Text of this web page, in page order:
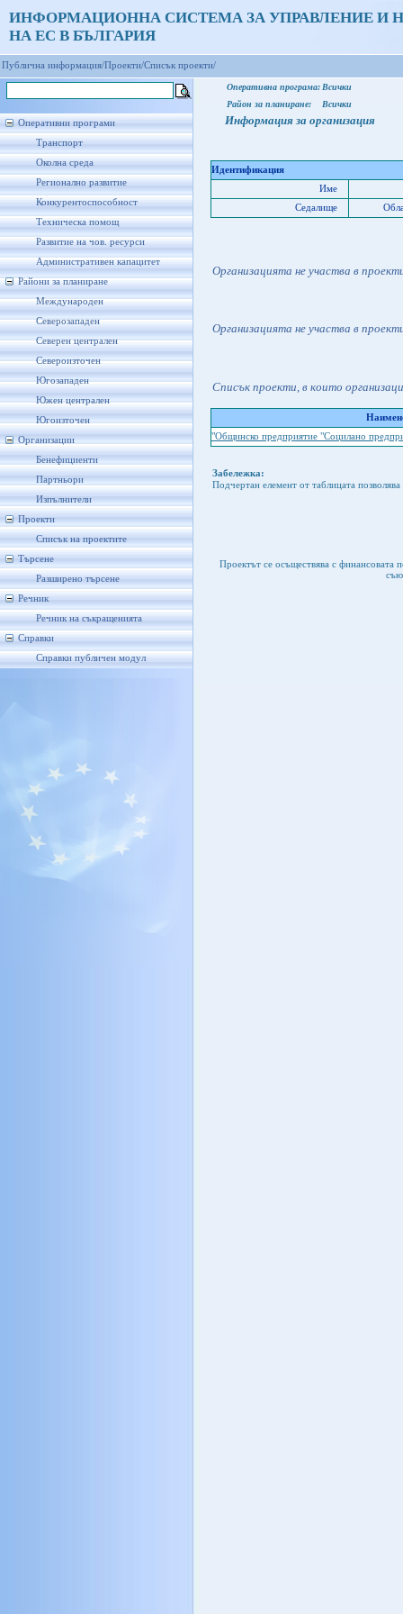
ИНФОРМАЦИОННА СИСТЕМА ЗА УПРАВЛЕНИЕ И
НА ЕС В БЪЛГАРИЯ
Публична информация/Проекти/Списък проекти/
Оперативни програми
Транспорт
Околна среда
Регионално развитие
Конкурентоспособност
Техническа помощ
Развитие на чов. ресурси
Административен капацитет
Райони за планиране
Международен
Северозападен
Северен централен
Североизточен
Югозападен
Южен централен
Югоизточен
Организации
Бенефициенти
Партньори
Изпълнители
Проекти
Списък на проектите
Търсене
Разширено търсене
Речник
Речник на съкращенията
Справки
Справки публичен модул
Оперативна програма: Всички
Район за планиране:
Всички
Информация за организация
Идентификация
Име
Седалище
Организацията не участва в
Организацията не участва в
Списък проекти, в които
"Общинско предприятие "Социлано
Забележка:
Подчертан елемент от таблицата
Проектът се осъществява с финансовата